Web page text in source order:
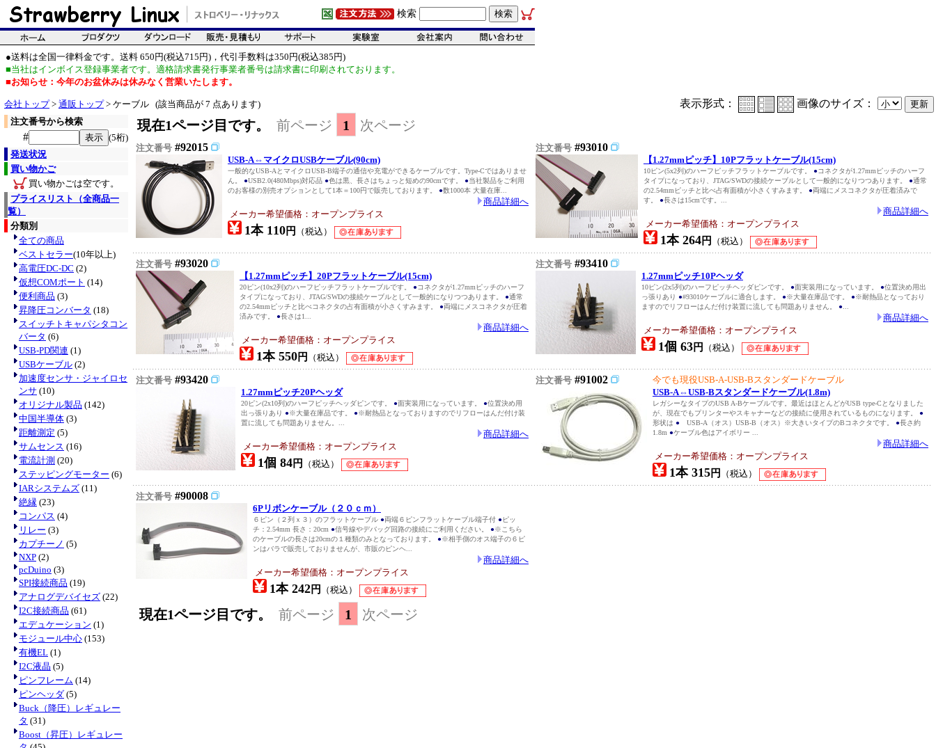
検索
●送料は全国一律料金です。送料 650円(税込715円)，代引手数料は350円(税込385円)
■当社はインボイス登録事業者です。適格請求書発行事業者番号は請求書に印刷されております。
■お知らせ：今年のお盆休みは休みなく営業いたします。
会社トップ> 通販トップ> ケーブル (該当商品が 7 点あります) 表示形式： 画像のサイズ：
注文番号から検索
#
(5桁)
発送状況
買い物かご
買い物かごは空です。
プライスリスト（全商品一
覧）
分類別
全ての商品
ベストセラー(10年以上)
高電圧DC-DC (2)
仮想COMポート (14)
便利商品 (3)
昇降圧コンバータ (18)
スイッチトキャパシタコン
バータ (6)
USB-PD関連 (1)
USBケーブル (2)
加速度センサ・ジャイロセ
ンサ (10)
オリジナル製品 (142)
中国半導体 (3)
距離測定 (5)
サムセンス (16)
電流計測 (20)
ステッピングモーター (6)
IARシステムズ (11)
絶縁 (23)
コンパス (4)
リレー (3)
カプチーノ (5)
NXP (2)
pcDuino (3)
SPI接続商品 (19)
アナログデバイセズ (22)
I2C接続商品 (61)
エデュケーション (1)
モジュール中心 (153)
有機EL (1)
I2C液晶 (5)
ピンフレーム (14)
ピンヘッダ (5)
Buck（降圧）レギュレー
タ (31)
Boost（昇圧）レギュレー
現在1ページ目です。 前ページ 1 次ページ
注文番号 #92015
USB-A⇔マイクロUSBケーブル(90cm)
一般的なUSB-AとマイクロUSB-B端子の通信や充電ができるケーブルです。Type-Cではありませ
ん。 ●USB2.0(480Mbps)対応品 ●色は黒、長さはちょっと短めの90cmです。 ●当社製品をご利用
のお客様の別売オプションとして1本＝100円で販売しております。 ●数1000本 大量在庫...
商品詳細へ
メーカー希望価格：オープンプライス
1本 110円 （税込）
注文番号 #93010
【1.27mmピッチ】10Pフラットケーブル(15cm)
10ピン(5x2列)のハーフピッチフラットケーブルです。 ●コネクタが1.27mmピッチのハーフ
タイプになっており、JTAG/SWDの接続ケーブルとして一般的になりつつあります。 ●通常
の2.54mmピッチと比べ占有面積が小さくすみます。 ●両端にメスコネクタが圧着済みで
す。 ●長さは15cmです。...
商品詳細へ
メーカー希望価格：オープンプライス
1本 264円 （税込）
注文番号 #93020
【1.27mmピッチ】20Pフラットケーブル(15cm)
20ピン(10x2列)のハーフピッチフラットケーブルです。 ●コネクタが1.27mmピッチのハーフ
タイプになっており、JTAG/SWDの接続ケーブルとして一般的になりつつあります。 ●通常
の2.54mmピッチと比べコネクタの占有面積が小さくすみます。 ●両端にメスコネクタが圧着
済みです。 ●長さは1...
商品詳細へ
メーカー希望価格：オープンプライス
1本 550円 （税込）
注文番号 #93410
1.27mmピッチ10Pヘッダ
10ピン(2x5列)のハーフピッチヘッダピンです。 ●面実装用になっています。 ●位置決め用出
っ張りあり ●#93010ケーブルに適合します。 ●※大量在庫品です。 ●※耐熱品となっており
ますのでリフローはんだ付け装置に流しても問題ありません。 ●
商品詳細へ
メーカー希望価格：オープンプライス
1個 63円 （税込）
注文番号 #93420
1.27mmピッチ20Pヘッダ
20ピン(2x10列)のハーフピッチヘッダピンです。 ●面実装用になっています。 ●位置決め用
出っ張りあり ●※大量在庫品です。 ●※耐熱品となっておりますのでリフローはんだ付け装
置に流しても問題ありません。...
商品詳細へ
メーカー希望価格：オープンプライス
1個 84円 （税込）
注文番号 #91002
今でも現役USB-A-USB-Bスタンダードケーブル
USB-A⇔USB-Bスタンダードケーブル(1.8m)
レガシーなタイプのUSB A-Bケーブルです。最近はほとんどがUSB type-Cとなりました
が、現在でもプリンターやスキャナーなどの接続に使用されているものになります。 ●
形状は ● USB-A（オス）USB-B（オス）※大きいタイプのBコネクタです。 ●長さ約
1.8m ●ケーブル色はアイボリー ...
商品詳細へ
メーカー希望価格：オープンプライス
1本 315円 （税込）
注文番号 #90008
6Pリボンケーブル（２０ｃｍ）
６ピン（２列ｘ３）のフラットケーブル ●両端６ピンフラットケーブル端子付 ● ピッ
チ：2.54mm 長さ：20cm ●信号線やデバッグ回路の接続にご利用ください。 ●※こちら
のケーブルの長さは20cmの１種類のみとなっております。 ●※相手側のオス端子の６ピ
ンはバラで販売しておりませんが、市販のピンヘ...
商品詳細へ
メーカー希望価格：オープンプライス
1本 242円 （税込）
現在1ページ目です。 前ページ 1 次ページ